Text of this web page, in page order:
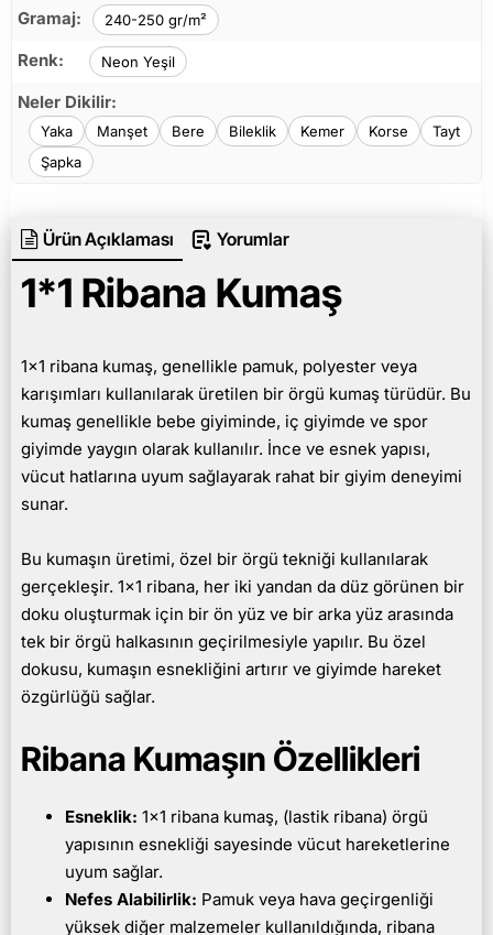
Gramaj: 240-250 gr/m²
Renk: Neon Yeşil
Neler Dikilir:
Yaka Manşet Bere Bileklik Kemer Korse
Tayt
Şapka
Ürün Açıklaması Yorumlar
1*1 Ribana Kumaş
1x1 ribana kumaş, genellikle pamuk, polyester veya
karışımları kullanılarak üretilen bir örgü kumaş türüdür. Bu
kumaş genellikle bebe giyiminde, iç giyimde ve spor
giyimde yaygın olarak kullanılır. İnce ve esnek yapısı,
vücut hatlarına uyum sağlayarak rahat bir giyim deneyimi
sunar.
Bu kumaşın üretimi, özel bir örgü tekniği kullanılarak
gerçekleşir. 1x1 ribana, her iki yandan da düz görünen bir
doku oluşturmak için bir ön yüz ve bir arka yüz arasında
tek bir örgü halkasının geçirilmesiyle yapılır. Bu özel
dokusu, kumaşın esnekliğini artırır ve giyimde hareket
özgürlüğü sağlar.
Ribana Kumaşın Özellikleri
Esneklik: 1x1 ribana kumaş, (lastik ribana) örgü
yapısının esnekliği sayesinde vücut hareketlerine
uyum sağlar.
Nefes Alabilirlik: Pamuk veya hava geçirgenliği
yüksek diğer malzemeler kullanıldığında, ribana